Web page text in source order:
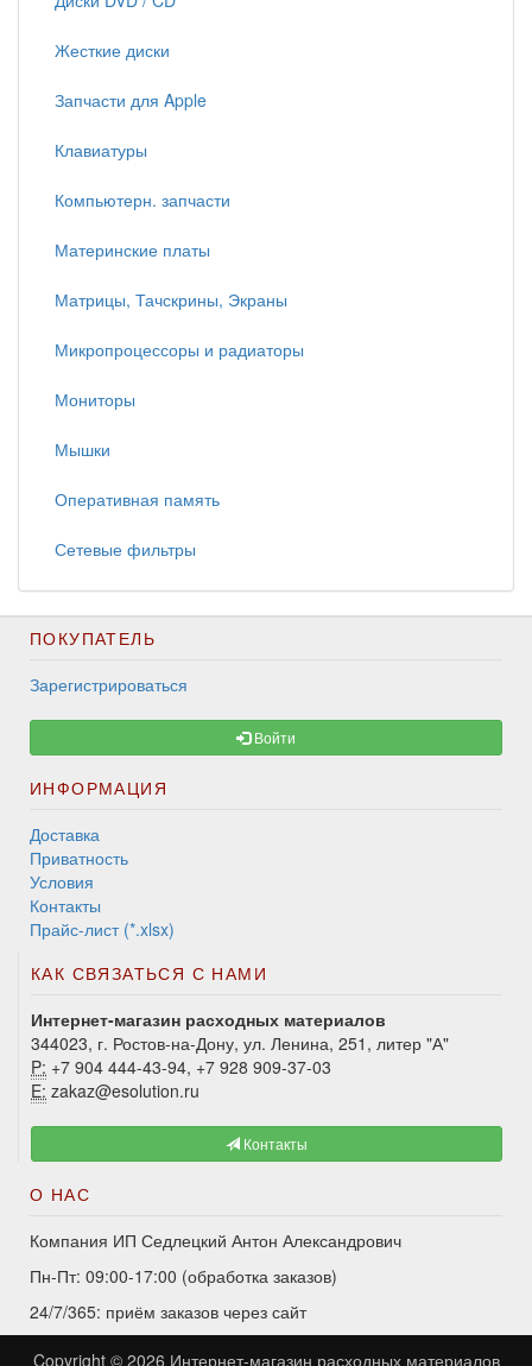
Жесткие диски
Запчасти для Apple
Клавиатуры
Компьютерн. запчасти
Материнские платы
Матрицы, Тачскрины, Экраны
Микропроцессоры и радиаторы
Мониторы
Мышки
Оперативная память
Сетевые фильтры
ПОКУПАТЕЛЬ
Зарегистрироваться
Войти
ИНФОРМАЦИЯ
Доставка
Приватность
Условия
Контакты
Прайс-лист (*.xlsx)
КАК СВЯЗАТЬСЯ С НАМИ
Интернет-магазин расходных материалов
344023, г. Ростов-на-Дону, ул. Ленина, 251, литер "А"
P: +7 904 444-43-94, +7 928 909-37-03
E: zakaz@esolution.ru
Контакты
О НАС
Компания ИП Седлецкий Антон Александрович
Пн-Пт: 09:00-17:00 (обработка заказов)
24/7/365: приём заказов через сайт
Copyright © 2026 Интернет-магазин расходных материалов